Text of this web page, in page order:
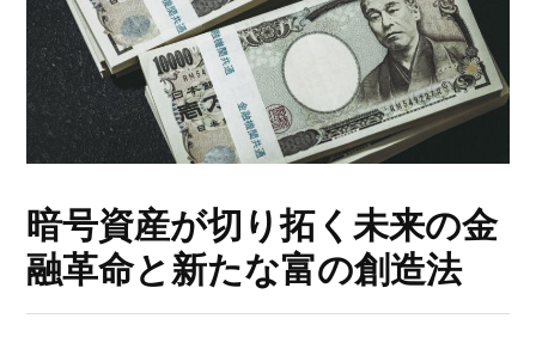
暗号資産が切り拓く未来の金
融革命と新たな富の創造法